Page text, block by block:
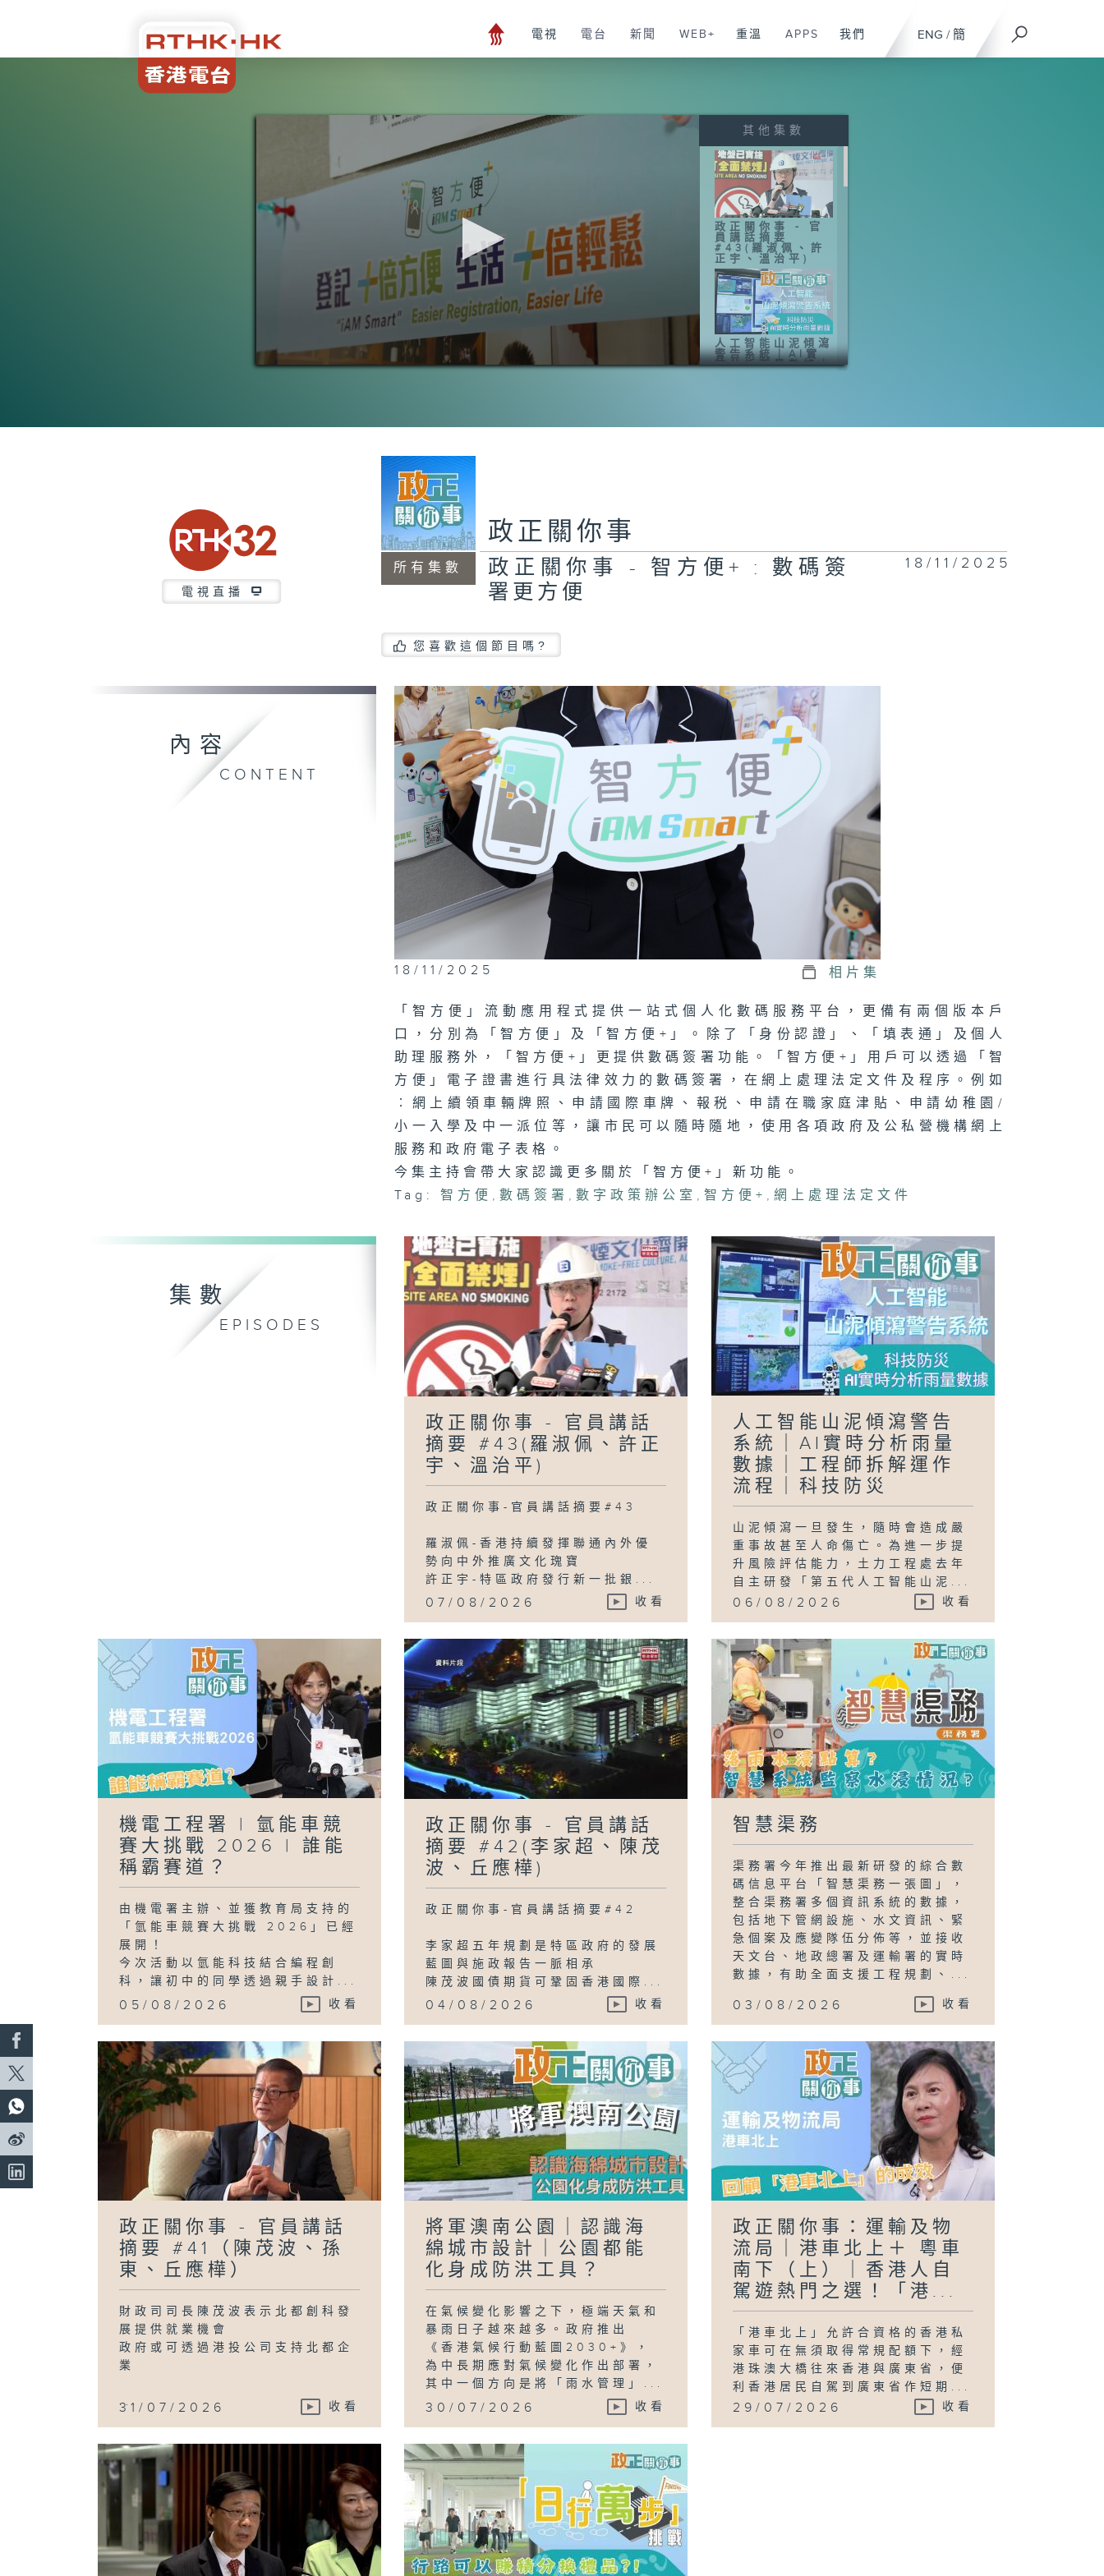
ENG / 簡
電視 電台 新聞 WEB+ 重溫 APPS 我們
0
其他集數
政正關你事 - 官
員講話摘要
#43(羅淑佩、許
正宇、溫治平)
人工智能山泥傾瀉
警告系統｜AI實
時分析雨量數據｜
智慧渠務
政正關你事 - 官
#41（陳茂波、孫
東、丘應樺）
將軍澳南公園｜認
識海綿城市設計｜
公園都能化身成防
洪工具？
政正關你事：運輸
及物流局｜港車北
上＋ 粵車南下
（上）｜香港人自
「港車北上」你試
過未？
政正關你事 - 官
員講話摘要
#40（李家超、
「日行萬步」挑戰
電視直播
所有集數
政正關你事
政正關你事 - 智方便+ : 數碼簽
署更方便
18/11/2025
您喜歡這個節目嗎?
內容
CONTENT
18/11/2025 相片集
「智方便」流動應用程式提供一站式個人化數碼服務平台，更備有兩個版本戶
口，分別為「智方便」及「智方便+」。除了「身份認證」、「填表通」及個人
助理服務外，「智方便+」更提供數碼簽署功能。「智方便+」用戶可以透過「智
方便」電子證書進行具法律效力的數碼簽署，在網上處理法定文件及程序。例如
︰網上續領車輛牌照、申請國際車牌、報税、申請在職家庭津貼、申請幼稚園/
小一入學及中一派位等，讓市民可以隨時隨地，使用各項政府及公私營機構網上
服務和政府電子表格。
今集主持會帶大家認識更多關於「智方便+」新功能。
Tag:
智方便 ,數碼簽署 ,數字政策辦公室 ,智方便+ ,網上處理法定文件
集數
EPISODES
政正關你事 - 官員講話
摘要 #43(羅淑佩、許正
宇、溫治平)
政正關你事-官員講話摘要#43
羅淑佩-香港持續發揮聯通內外優
勢向中外推廣文化瑰寶
許正宇-特區政府發行新一批銀...
07/08/2026 收看
人工智能山泥傾瀉警告
系統｜AI實時分析雨量
數據｜工程師拆解運作
流程｜科技防災
山泥傾瀉一旦發生，隨時會造成嚴
重事故甚至人命傷亡。為進一步提
升風險評估能力，土力工程處去年
自主研發「第五代人工智能山泥...
06/08/2026 收看
機電工程署 | 氫能車競
賽大挑戰 2026 | 誰能
稱霸賽道？
由機電署主辦、並獲教育局支持的
「氫能車競賽大挑戰 2026」已經
展開！
今次活動以氫能科技結合編程創
科，讓初中的同學透過親手設計...
05/08/2026 收看
政正關你事 - 官員講話
摘要 #42(李家超、陳茂
波、丘應樺)
政正關你事-官員講話摘要#42
李家超五年規劃是特區政府的發展
藍圖與施政報告一脈相承
陳茂波國債期貨可鞏固香港國際...
04/08/2026 收看
智慧渠務
渠務署今年推出最新研發的綜合數
碼信息平台「智慧渠務一張圖」，
整合渠務署多個資訊系統的數據，
包括地下管網設施、水文資訊、緊
急個案及應變隊伍分佈等，並接收
天文台、地政總署及運輸署的實時
數據，有助全面支援工程規劃、...
03/08/2026 收看
政正關你事 - 官員講話
摘要 #41（陳茂波、孫
東、丘應樺）
財政司司長陳茂波表示北都創科發
展提供就業機會
政府或可透過港投公司支持北都企
業
...
31/07/2026 收看
將軍澳南公園｜認識海
綿城市設計｜公園都能
化身成防洪工具？
在氣候變化影響之下，極端天氣和
暴雨日子越來越多。政府推出
《香港氣候行動藍圖2030+》，
為中長期應對氣候變化作出部署，
其中一個方向是將「雨水管理」...
30/07/2026 收看
政正關你事：運輸及物
流局｜港車北上＋ 粵車
南下（上）｜香港人自
駕遊熱門之選！「港...
「港車北上」允許合資格的香港私
家車可在無須取得常規配額下，經
港珠澳大橋往來香港與廣東省，便
利香港居民自駕到廣東省作短期...
29/07/2026 收看